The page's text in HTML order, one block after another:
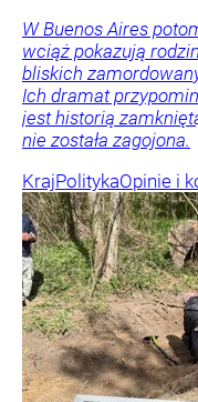
W Buenos Aires
wciąż pokazują
bliskich
Ich dramat
jest historią
nie została zagojona.
KrajPolitykaOpinie i